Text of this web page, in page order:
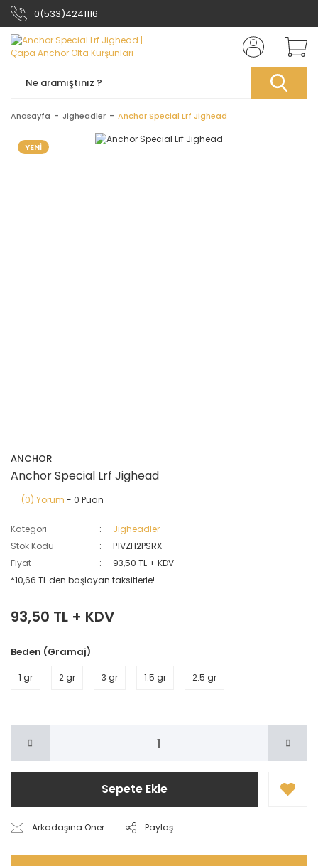
0(533)4241116
Anasayfa Jigheadler Anchor Special Lrf Jighead
YENİ
ANCHOR
Anchor Special Lrf Jighead
(0) Yorum - 0 Puan
Kategori
Jigheadler
Stok Kodu
P1VZH2PSRX
Fiyat
93,50 TL + KDV
*10,66 TL den başlayan taksitlerle!
93,50 TL + KDV
Beden (Gramaj)
1 gr 2 gr 3 gr 1.5 gr 2.5 gr
Sepete Ekle
Arkadaşına Öner Paylaş